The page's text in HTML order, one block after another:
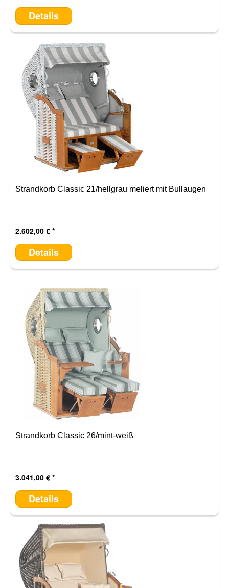
Details
Strandkorb Classic 21/hellgrau meliert mit Bullaugen
2.602,00 €
Details
Strandkorb Classic 26/mint-weiß
3.041,00 €
Details